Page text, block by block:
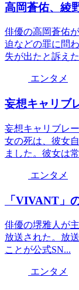
高岡蒼佑、綾
俳優の高岡蒼佑
迫などの罪に問
失が出たと訴え
エンタメ
妄想キャリブ
妄想キャリブレ
女の死は、彼女
ました。彼女は
エンタメ
「VIVANT」
俳優の堺雅人が
放送された。放
ことが公式SN...
エンタメ